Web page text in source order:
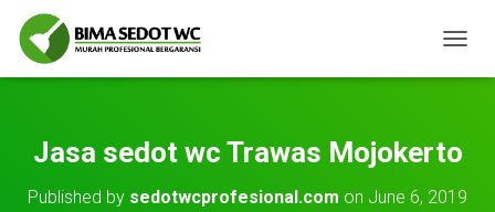
O
E
A
Jasa sedot wc Trawas Mojokerto
Published by sedotwcprofesional.com on June 6, 2019